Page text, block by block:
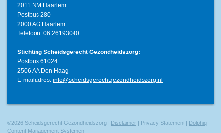
2011 NM Haarlem
Postbus 280
2000 AG Haarlem
Telefoon: 06 26193040
Stichting Scheidsgerecht Gezondheidszorg:
Postbus 61024
2506 AA Den Haag
E-mailadres: info@scheidsgerechtgezondheidszorg.nl
©2026 Scheidsgerecht Gezondheidszorg | Disclaimer | Privacy Statement | Dolphiq
Content Management Systemen